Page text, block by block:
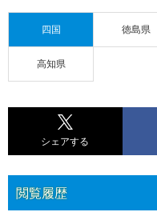
四国 徳島県
高知県
シェアする
閲覧履歴